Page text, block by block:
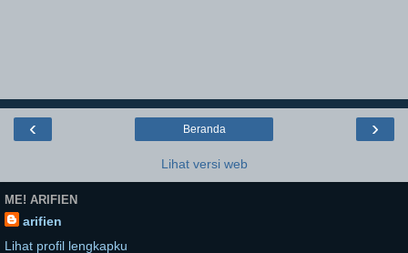
‹ ›
Beranda
Lihat versi web
ME! ARIFIEN
arifien
Lihat profil lengkapku